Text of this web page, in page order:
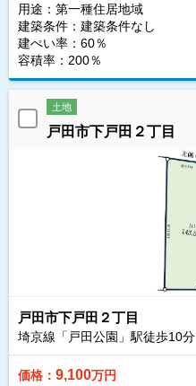
用途：第一種住居地域
建築条件： 建築条件なし
建ぺい率：60％
容積率：200％
土地
戸田市下戸田２丁目
戸田市下戸田２丁目
埼京線「戸田公園」駅徒歩10分
価格： 9,100万円